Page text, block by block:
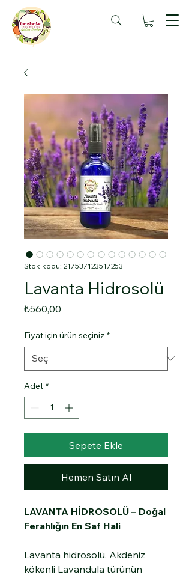
Stok kodu: 217537123517253
Lavanta Hidrosolü
₺560,00
Fiyat için ürün seçiniz *
Adet *
Sepete Ekle
Hemen Satın Al
LAVANTA HİDROSOLÜ – Doğal
Ferahlığın En Saf Hali
Lavanta hidrosolü, Akdeniz
kökenli Lavandula türünün